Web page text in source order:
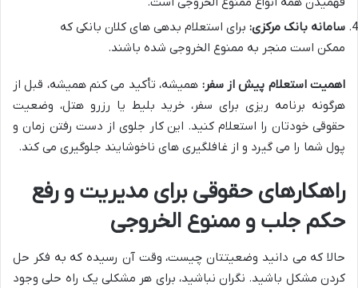
سامانه بانک مرکزی: برای استعلام بدهی های کلان بانکی که
ممکن است منجر به ممنوع الخروجی شده باشند.
اهمیت استعلام پیش از سفر: همیشه، تأکید می کنم همیشه، قبل از
هرگونه برنامه ریزی برای سفر، خرید بلیط یا رزرو هتل، وضعیت
حقوقی خودتان را استعلام کنید. این کار جلوی از دست رفتن زمان و
پول شما را می گیرد و از غافلگیری های ناخوشایند جلوگیری می کند.
راهکارهای حقوقی برای مدیریت و رفع
حکم جلب و ممنوع الخروجی
حالا که می دانید وضعیتتان چیست، وقت آن رسیده که به فکر حل
کردن مشکل باشید. نگران نباشید، برای هر مشکلی یک راه حلی وجود